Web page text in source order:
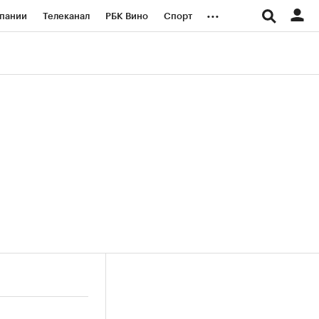
Телеканал РБК Вино Спорт ...